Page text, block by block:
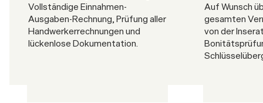
Vollständige Einnahmen-
Ausgaben-Rechnung, Prüfung aller
Handwerkerrechnungen und
lückenlose Dokumentation.
Auf Wunsch
gesamten
von der